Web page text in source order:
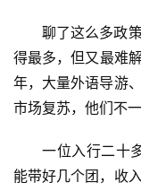
A
R
旅
聊了这么多政
得最多，但又最难
年，大量外语导游
市场复苏，他们不
一位入行二十
能带好几个团，收